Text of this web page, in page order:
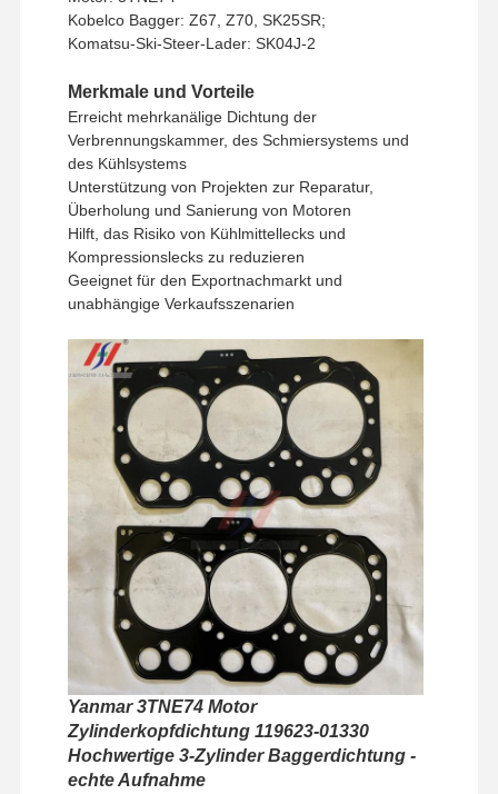
Zu Hause Produkte VR-Show Über Uns
Werksbesicht
Igung
Qualitätskont
Rolle
Kontakt Mit
Neuigkeiten
Versandmethode
Kobelco Bagger: Z67, Z70, SK25SR;
Komatsu-Ski-Steer-Lader: SK04J-2
Merkmale und Vorteile
Erreicht mehrkanälige Dichtung der
Verbrennungskammer, des Schmiersystems und
des Kühlsystems
Unterstützung von Projekten zur Reparatur,
Überholung und Sanierung von Motoren
Hilft, das Risiko von Kühlmittellecks und
Kompressionslecks zu reduzieren
Geeignet für den Exportnachmarkt und
unabhängige Verkaufsszenarien
Yanmar 3TNE74 Motor
Zylinderkopfdichtung 119623-01330
Hochwertige 3-Zylinder Baggerdichtung -
echte Aufnahme